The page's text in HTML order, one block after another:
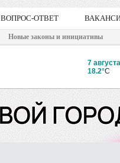
ВОПРОС-ОТВЕТ
Новые законы и инициативы
7 августа
18.2°C